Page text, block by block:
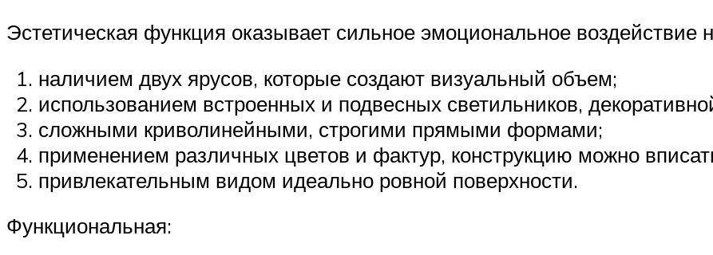
Эстетическая функция оказывает сильное эмоциональное воздействие
наличием двух ярусов, которые создают визуальный объем;
использованием встроенных и подвесных светильников,
сложными криволинейными, строгими прямыми формами;
применением различных цветов и фактур, конструкцию можно
привлекательным видом идеально ровной поверхности.
Функциональная: